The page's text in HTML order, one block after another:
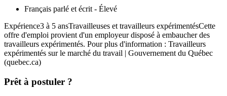
Français parlé et écrit - Élevé
Expérience3 à 5 ansTravailleuses et travailleurs expérimentésCette
offre d'emploi provient d'un employeur disposé à embaucher des
travailleurs expérimentés. Pour plus d'information : Travailleurs
expérimentés sur le marché du travail | Gouvernement du Québec
(quebec.ca)
Prêt à postuler ?